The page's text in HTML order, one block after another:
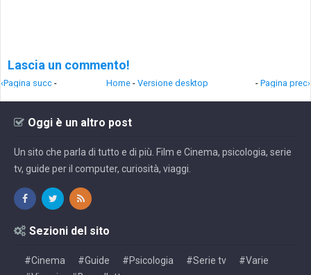
Lascia un commento!
‹Pagina succ - - Pagina prec›
Home - Versione desktop
Oggi è un altro post
Un sito che parla di tutto e di più. Film e Cinema, psicologia, serie
tv, guide per il computer, curiosità, viaggi.
Sezioni del sito
#Cinema #Guide #Psicologia #Serie tv
#Varie